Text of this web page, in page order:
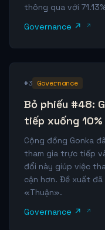
thông qua với
Governance ↗
#3 Governance
Bỏ phiếu #48:
tiếp xuống 10%
Cộng đồng Gonka
tham gia trực tiếp
đổi này giúp việc
cận hơn. Đề xuất
«Thuận».
Governance ↗